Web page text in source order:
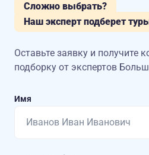
Сложно выбрать?
Наш эксперт подберет
Оставьте заявку и получите
подборку от экспертов
Имя